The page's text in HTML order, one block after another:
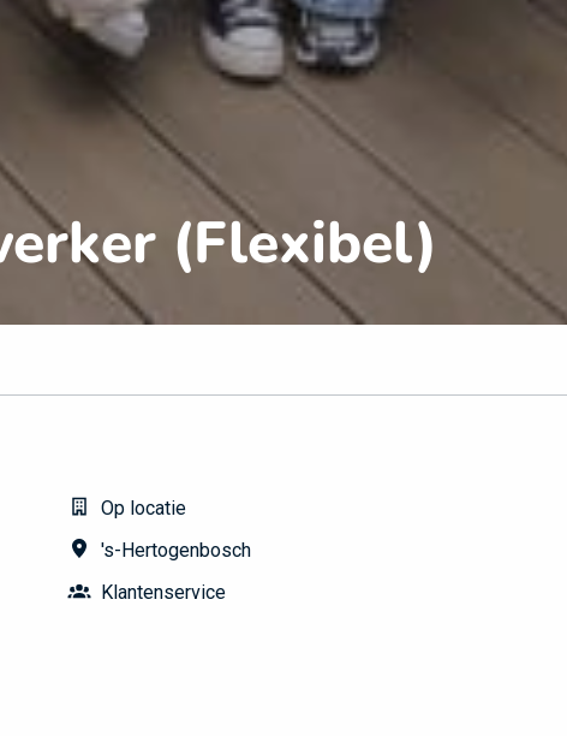
(Flexibel)
Op locatie
's-Hertogenbosch
Klantenservice